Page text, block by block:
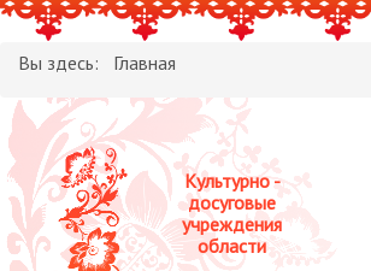
ОТЗЫВЫ
Вы здесь: Главная
Культурно -
досуговые
учреждения
области